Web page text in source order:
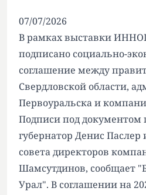
07/07/2026
В рамках выставки
подписано социально-
соглашение между
Свердловской области,
Первоуральска и
Подписи под документом
губернатор Денис Паслер
совета директоров
Шамсутдинов, сообщает
Урал". В соглашении на